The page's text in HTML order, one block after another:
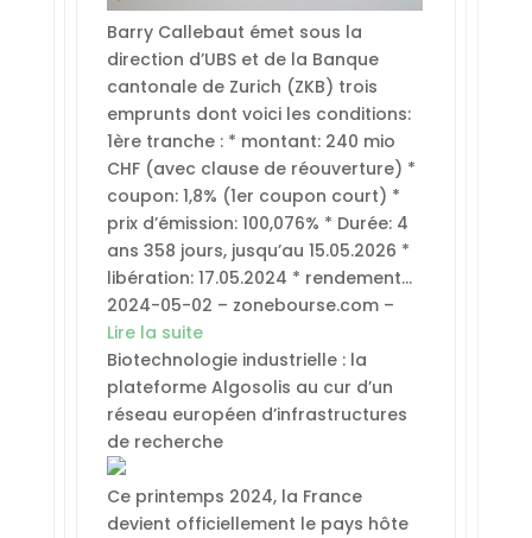
Barry Callebaut émet sous la
direction d’UBS et de la Banque
cantonale de Zurich (ZKB) trois
emprunts dont voici les conditions:
1ère tranche : * montant: 240 mio
CHF (avec clause de réouverture) *
coupon: 1,8% (1er coupon court) *
prix d’émission: 100,076% * Durée: 4
ans 358 jours, jusqu’au 15.05.2026 *
libération: 17.05.2024 * rendement…
2024-05-02 – zonebourse.com –
Lire la suite
Biotechnologie industrielle : la
plateforme Algosolis au cur d’un
réseau européen d’infrastructures
de recherche
Ce printemps 2024, la France
devient officiellement le pays hôte